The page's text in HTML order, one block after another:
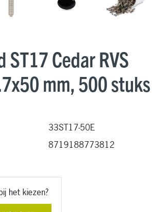
ST17 Cedar RVS
mm, 500 stuks
33ST17-50E
8719188773812
het kiezen?